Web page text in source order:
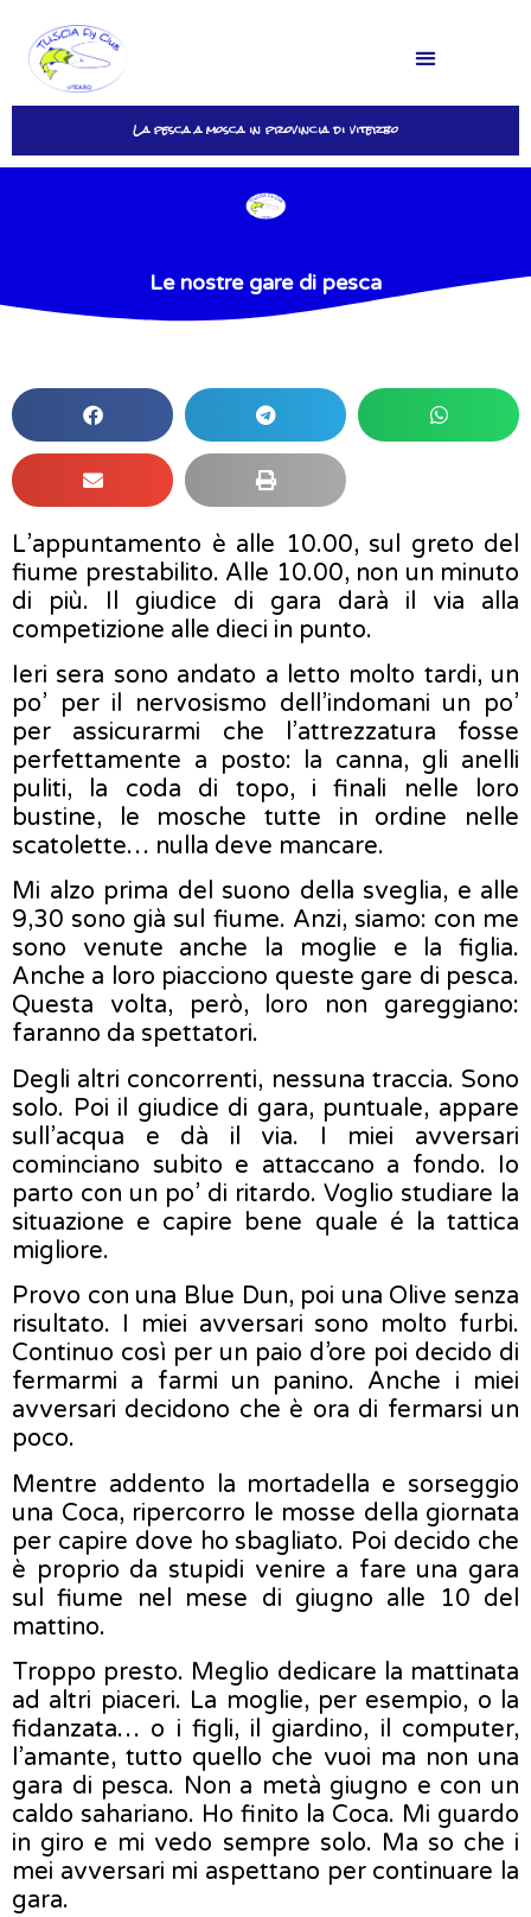
La pesca a mosca in provincia di viterbo
Le nostre gare di pesca
L’appuntamento è alle 10.00, sul greto del
fiume prestabilito. Alle 10.00, non un minuto
di più. Il giudice di gara darà il via alla
competizione alle dieci in punto.
Ieri sera sono andato a letto molto tardi, un
po’ per il nervosismo dell’indomani un po’
per assicurarmi che l’attrezzatura fosse
perfettamente a posto: la canna, gli anelli
puliti, la coda di topo, i finali nelle loro
bustine, le mosche tutte in ordine nelle
scatolette… nulla deve mancare.
Mi alzo prima del suono della sveglia, e alle
9,30 sono già sul fiume. Anzi, siamo: con me
sono venute anche la moglie e la figlia.
Anche a loro piacciono queste gare di pesca.
Questa volta, però, loro non gareggiano:
faranno da spettatori.
Degli altri concorrenti, nessuna traccia. Sono
solo. Poi il giudice di gara, puntuale, appare
sull’acqua e dà il via. I miei avversari
cominciano subito e attaccano a fondo. Io
parto con un po’ di ritardo. Voglio studiare la
situazione e capire bene quale é la tattica
migliore.
Provo con una Blue Dun, poi una Olive senza
risultato. I miei avversari sono molto furbi.
Continuo così per un paio d’ore poi decido di
fermarmi a farmi un panino. Anche i miei
avversari decidono che è ora di fermarsi un
poco.
Mentre addento la mortadella e sorseggio
una Coca, ripercorro le mosse della giornata
per capire dove ho sbagliato. Poi decido che
è proprio da stupidi venire a fare una gara
sul fiume nel mese di giugno alle 10 del
mattino.
Troppo presto. Meglio dedicare la mattinata
ad altri piaceri. La moglie, per esempio, o la
fidanzata… o i figli, il giardino, il computer,
l’amante, tutto quello che vuoi ma non una
gara di pesca. Non a metà giugno e con un
caldo sahariano. Ho finito la Coca. Mi guardo
in giro e mi vedo sempre solo. Ma so che i
mei avversari mi aspettano per continuare la
gara.